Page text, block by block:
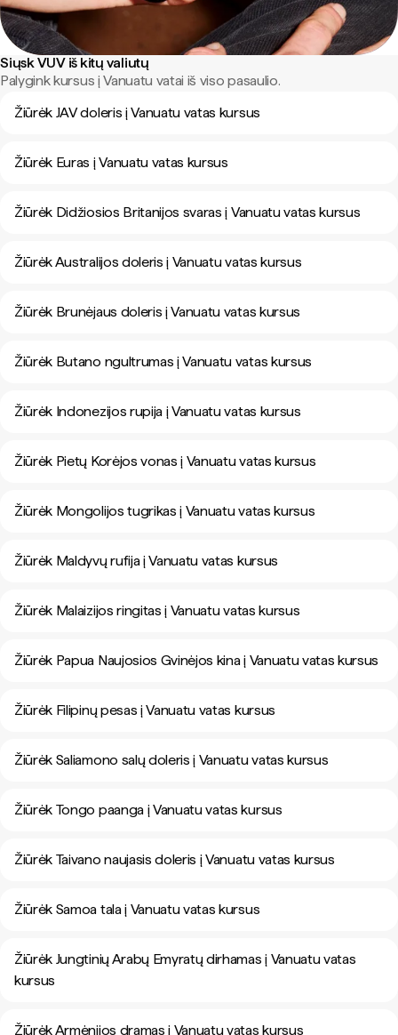
Siųsk VUV iš kitų valiutų
Palygink kursus į Vanuatu vatai iš viso pasaulio.
Žiūrėk JAV doleris į Vanuatu vatas kursus
Žiūrėk Euras į Vanuatu vatas kursus
Žiūrėk Didžiosios Britanijos svaras į Vanuatu vatas kursus
Žiūrėk Australijos doleris į Vanuatu vatas kursus
Žiūrėk Brunėjaus doleris į Vanuatu vatas kursus
Žiūrėk Butano ngultrumas į Vanuatu vatas kursus
Žiūrėk Indonezijos rupija į Vanuatu vatas kursus
Žiūrėk Pietų Korėjos vonas į Vanuatu vatas kursus
Žiūrėk Mongolijos tugrikas į Vanuatu vatas kursus
Žiūrėk Maldyvų rufija į Vanuatu vatas kursus
Žiūrėk Malaizijos ringitas į Vanuatu vatas kursus
Žiūrėk Papua Naujosios Gvinėjos kina į Vanuatu vatas kursus
Žiūrėk Filipinų pesas į Vanuatu vatas kursus
Žiūrėk Saliamono salų doleris į Vanuatu vatas kursus
Žiūrėk Tongo paanga į Vanuatu vatas kursus
Žiūrėk Taivano naujasis doleris į Vanuatu vatas kursus
Žiūrėk Samoa tala į Vanuatu vatas kursus
Žiūrėk Jungtinių Arabų Emyratų dirhamas į Vanuatu vatas
kursus
Žiūrėk Armėnijos dramas į Vanuatu vatas kursus